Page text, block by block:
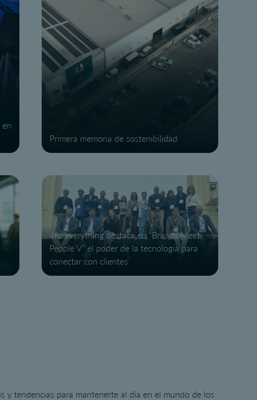
en
Primera memoria de sostenibilidad
4foreverything destaca en “Brands Meet
People V” el poder de la tecnología para
conectar con clientes
y tendencias para mantenerte al día en el mundo de los